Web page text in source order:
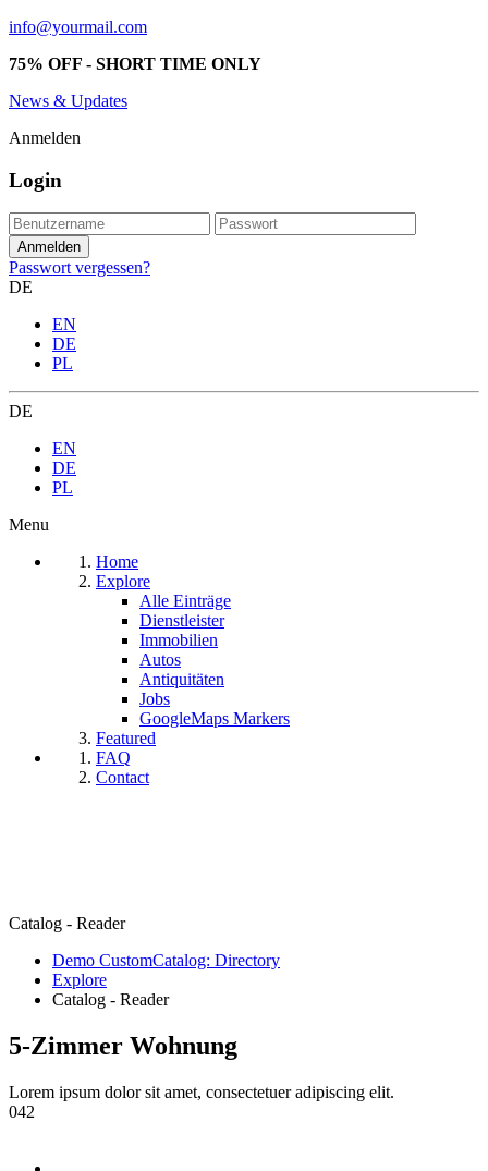
info@yourmail.com
75% OFF - SHORT TIME ONLY
News & Updates
Anmelden
Login
Passwort vergessen?
DE
EN
DE
PL
DE
EN
DE
PL
Menu
Home
Explore
Alle Einträge
Dienstleister
Immobilien
Autos
Antiquitäten
Jobs
GoogleMaps Markers
Featured
FAQ
Contact
Catalog - Reader
Demo CustomCatalog: Directory
Explore
Catalog - Reader
5-Zimmer Wohnung
Lorem ipsum dolor sit amet, consectetuer adipiscing elit.
042